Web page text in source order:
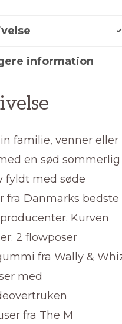
information
familie, venner eller
en sød sommerlig
fyldt med søde
fra Danmarks bedste
Kurven
2 flowposer
fra Wally &
med
fra The M